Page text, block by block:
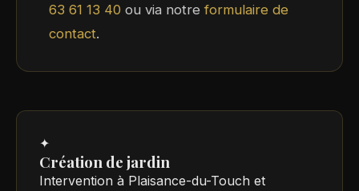
63 61 13 40 ou via notreformulaire de
contact.
✦
Création de jardin
Intervention à Plaisance-du-Touch et